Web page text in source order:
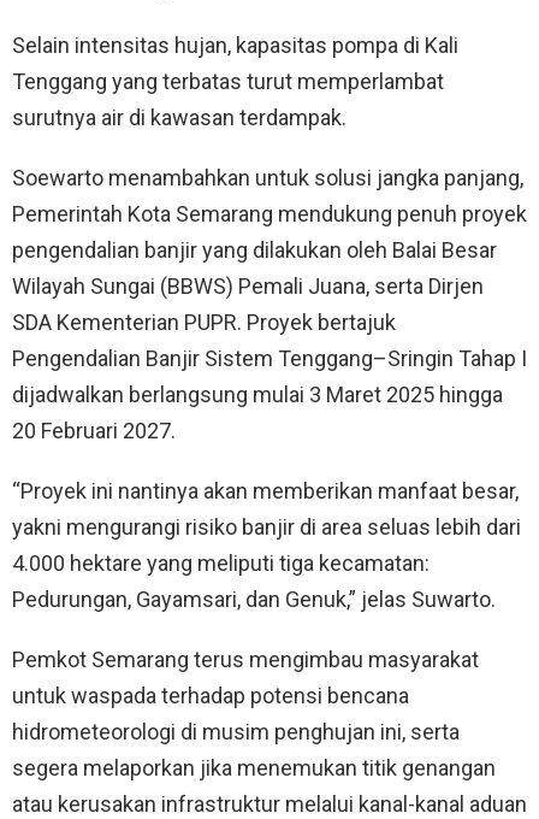
Selain intensitas hujan, kapasitas pompa di Kali
Tenggang yang terbatas turut memperlambat
surutnya air di kawasan terdampak.
Soewarto menambahkan untuk solusi jangka panjang,
Pemerintah Kota Semarang mendukung penuh proyek
pengendalian banjir yang dilakukan oleh Balai Besar
Wilayah Sungai (BBWS) Pemali Juana, serta Dirjen
SDA Kementerian PUPR. Proyek bertajuk
Pengendalian Banjir Sistem Tenggang–Sringin Tahap I
dijadwalkan berlangsung mulai 3 Maret 2025 hingga
20 Februari 2027.
“Proyek ini nantinya akan memberikan manfaat besar,
yakni mengurangi risiko banjir di area seluas lebih dari
4.000 hektare yang meliputi tiga kecamatan:
Pedurungan, Gayamsari, dan Genuk,” jelas Suwarto.
Pemkot Semarang terus mengimbau masyarakat
untuk waspada terhadap potensi bencana
hidrometeorologi di musim penghujan ini, serta
segera melaporkan jika menemukan titik genangan
atau kerusakan infrastruktur melalui kanal-kanal aduan